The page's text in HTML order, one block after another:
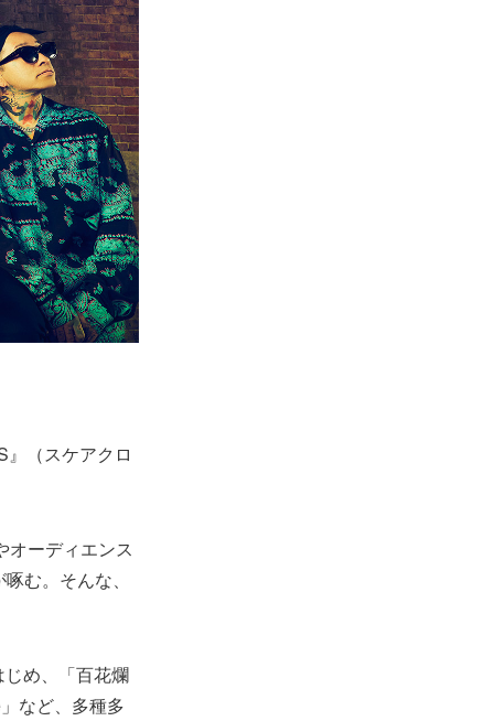
（スケアクロ
オーディエンス
む。そんな、
め、「百花爛
など、多種多